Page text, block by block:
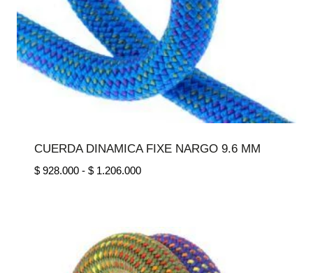
CUERDA DINAMICA FIXE NARGO 9.6 MM
$928.000 - $1.206.000Rango
$ 928.000
hasta
$ 1.206.000